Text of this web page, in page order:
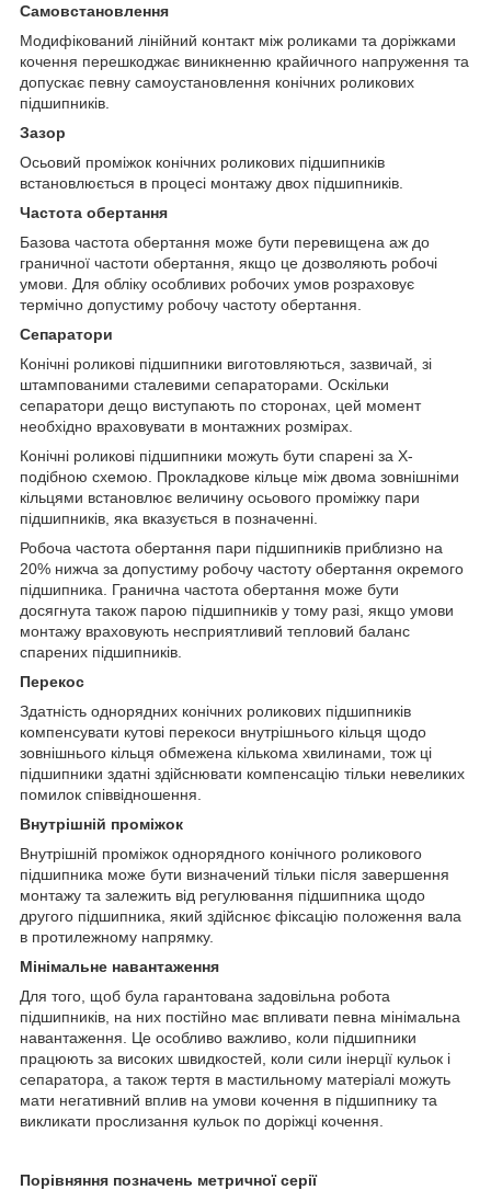
Самовстановлення
Модифікований лінійний контакт між роликами та доріжками
кочення перешкоджає виникненню крайичного напруження та
допускає певну самоустановлення конічних роликових
підшипників.
Зазор
Осьовий проміжок конічних роликових підшипників
встановлюється в процесі монтажу двох підшипників.
Частота обертання
Базова частота обертання може бути перевищена аж до
граничної частоти обертання, якщо це дозволяють робочі
умови. Для обліку особливих робочих умов розраховує
термічно допустиму робочу частоту обертання.
Сепаратори
Конічні роликові підшипники виготовляються, зазвичай, зі
штампованими сталевими сепараторами. Оскільки
сепаратори дещо виступають по сторонах, цей момент
необхідно враховувати в монтажних розмірах.
Конічні роликові підшипники можуть бути спарені за Х-
подібною схемою. Прокладкове кільце між двома зовнішніми
кільцями встановлює величину осьового проміжку пари
підшипників, яка вказується в позначенні.
Робоча частота обертання пари підшипників приблизно на
20% нижча за допустиму робочу частоту обертання окремого
підшипника. Гранична частота обертання може бути
досягнута також парою підшипників у тому разі, якщо умови
монтажу враховують несприятливий тепловий баланс
спарених підшипників.
Перекос
Здатність однорядних конічних роликових підшипників
компенсувати кутові перекоси внутрішнього кільця щодо
зовнішнього кільця обмежена кількома хвилинами, тож ці
підшипники здатні здійснювати компенсацію тільки невеликих
помилок співвідношення.
Внутрішній проміжок
Внутрішній проміжок однорядного конічного роликового
підшипника може бути визначений тільки після завершення
монтажу та залежить від регулювання підшипника щодо
другого підшипника, який здійснює фіксацію положення вала
в протилежному напрямку.
Мінімальне навантаження
Для того, щоб була гарантована задовільна робота
підшипників, на них постійно має впливати певна мінімальна
навантаження. Це особливо важливо, коли підшипники
працюють за високих швидкостей, коли сили інерції кульок і
сепаратора, а також тертя в мастильному матеріалі можуть
мати негативний вплив на умови кочення в підшипнику та
викликати прослизання кульок по доріжці кочення.
Порівняння позначень метричної серії